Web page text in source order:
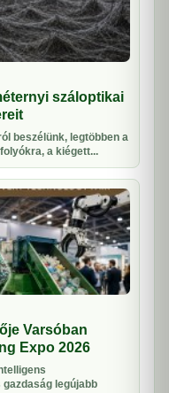
száloptikai
beszélünk, legtöbben a
a kiégett...
Varsóban
Expo 2026
legújabb